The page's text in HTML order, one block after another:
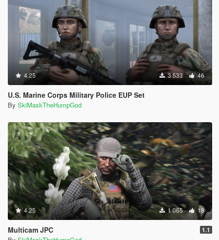
4.25 3 533 46
U.S. Marine Corps Military Police EUP Set
By SkiMaskTheHumpGod
4.25 1 065 18
Multicam JPC 1.1